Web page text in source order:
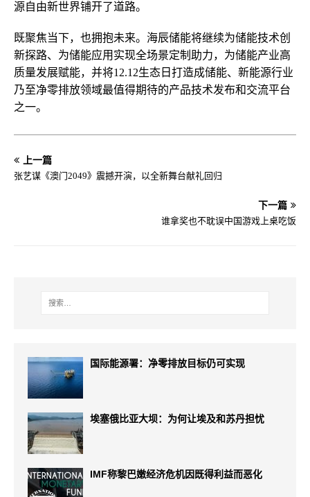
源自由新世界铺开了道路。
既聚焦当下，也拥抱未来。海辰储能将继续为储能技术创
新探路、为储能应用实现全场景定制助力，为储能产业高
质量发展赋能，并将12.12生态日打造成储能、新能源行业
乃至净零排放领域最值得期待的产品技术发布和交流平台
之一。
上一篇
张艺谋《澳门2049》震撼开演，以全新舞台献礼回归
下一篇
谁拿奖也不耽误中国游戏上桌吃饭
国际能源署：净零排放目标仍可实现
埃塞俄比亚大坝：为何让埃及和苏丹担忧
IMF称黎巴嫩经济危机因既得利益而恶化